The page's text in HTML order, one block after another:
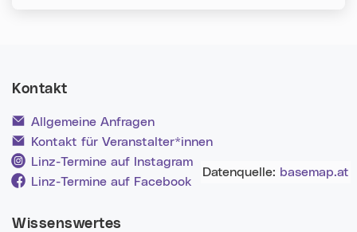
Datenquelle: basemap.at
Kontakt
Allgemeine Anfragen
Kontakt für Veranstalter*innen
Linz-Termine auf Instagram
Linz-Termine auf Facebook
Wissenswertes